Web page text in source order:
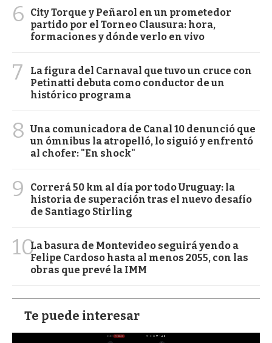
6
City Torque y Peñarol en un prometedor
partido por el Torneo Clausura: hora,
formaciones y dónde verlo en vivo
7
La figura del Carnaval que tuvo un cruce con
Petinatti debuta como conductor de un
histórico programa
8 Una comunicadora de Canal 10 denunció que
un ómnibus la atropelló, lo siguió y enfrentó
al chofer: "En shock"
9
Correrá 50 km al día por todo Uruguay: la
historia de superación tras el nuevo desafío
de Santiago Stirling
10La basura de Montevideo seguirá yendo a
Felipe Cardoso hasta al menos 2055, con las
obras que prevé la IMM
Te puede interesar